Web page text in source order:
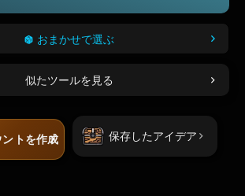
おまかせで選ぶ
似たツールを見る
トを作成 保存したアイデア